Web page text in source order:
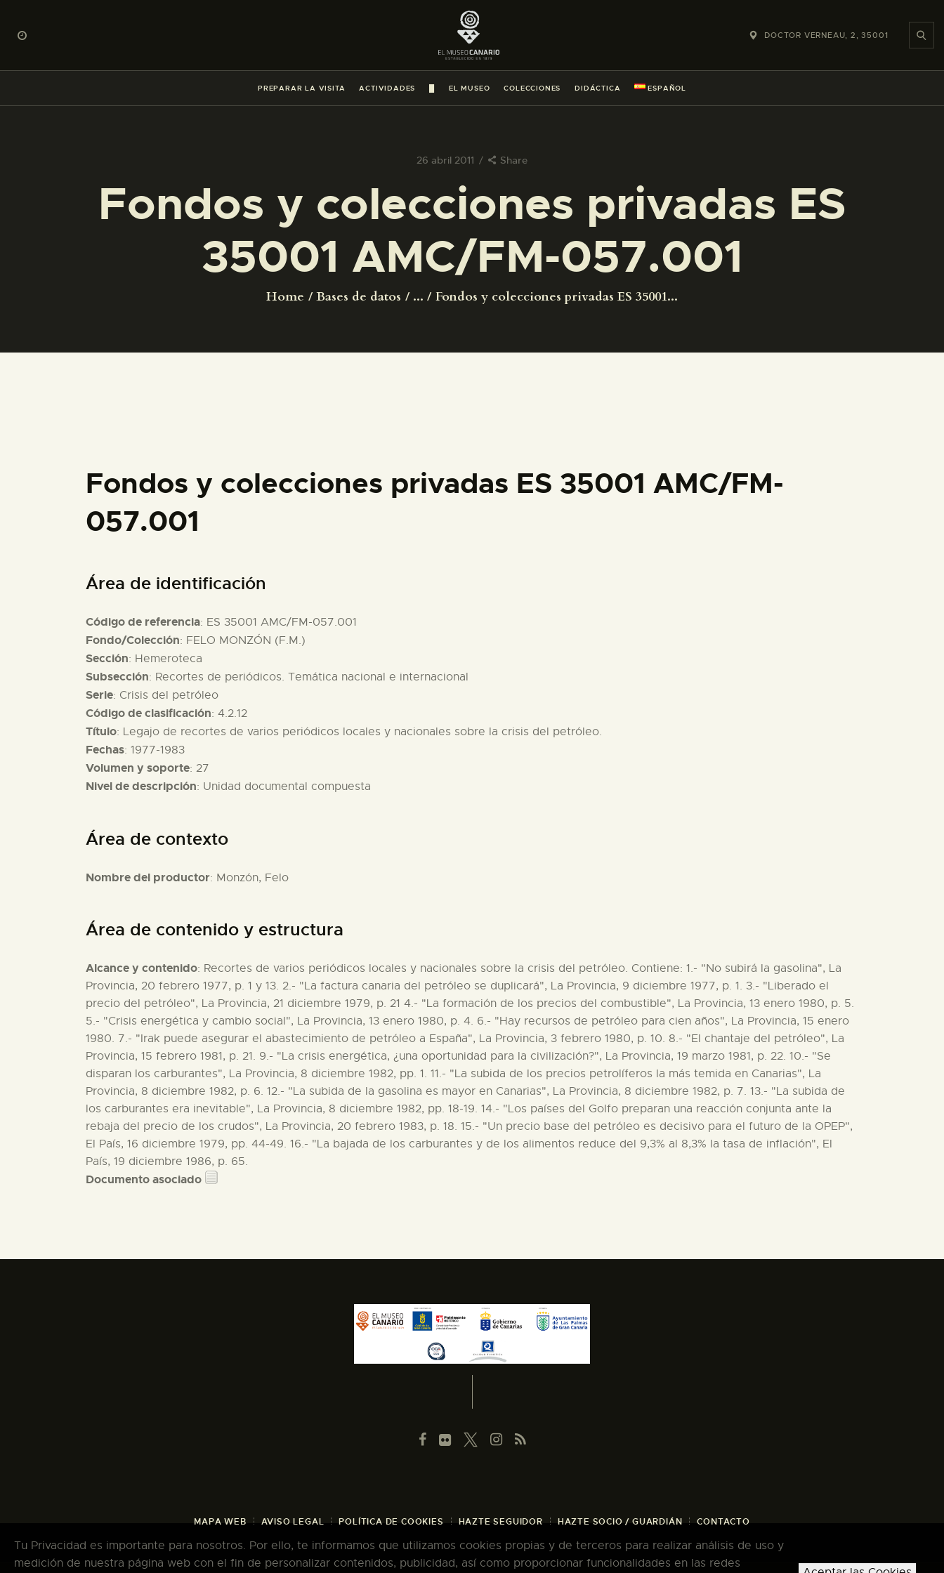
DOCTOR VERNEAU, 2, 35001
PREPARAR LA VISITA ACTIVIDADES EL MUSEO COLECCIONES DIDÁCTICA ESPAÑOL
26 abril 2011 Share
Fondos y colecciones privadas ES
35001 AMC/FM-057.001
Home Bases de datos ... Fondos y colecciones privadas ES 35001...
PREPARAR LA VISITA
ACTIVIDADES
█
COLECCIONES
DIDÁCTICA
ESPAÑOL
Fondos y colecciones privadas ES 35001 AMC/FM-
057.001
Área de identificación
Código de referencia: ES 35001 AMC/FM-057.001
Fondo/Colección: FELO MONZÓN (F.M.)
Sección: Hemeroteca
Subsección: Recortes de periódicos. Temática nacional e internacional
Serie: Crisis del petróleo
Código de clasificación: 4.2.12
Título: Legajo de recortes de varios periódicos locales y nacionales sobre la crisis del petróleo.
Fechas: 1977-1983
Volumen y soporte: 27
Nivel de descripción: Unidad documental compuesta
Área de contexto
Nombre del productor: Monzón, Felo
Área de contenido y estructura
Alcance y contenido: Recortes de varios periódicos locales y nacionales sobre la crisis del petróleo. Contiene: 1.- "No subirá la gasolina", La
Provincia, 20 febrero 1977, p. 1 y 13. 2.- "La factura canaria del petróleo se duplicará", La Provincia, 9 diciembre 1977, p. 1. 3.- "Liberado el
precio del petróleo", La Provincia, 21 diciembre 1979, p. 21 4.- "La formación de los precios del combustible", La Provincia, 13 enero 1980, p. 5.
5.- "Crisis energética y cambio social", La Provincia, 13 enero 1980, p. 4. 6.- "Hay recursos de petróleo para cien años", La Provincia, 15 enero
1980. 7.- "Irak puede asegurar el abastecimiento de petróleo a España", La Provincia, 3 febrero 1980, p. 10. 8.- "El chantaje del petróleo", La
Provincia, 15 febrero 1981, p. 21. 9.- "La crisis energética, ¿una oportunidad para la civilización?", La Provincia, 19 marzo 1981, p. 22. 10.- "Se
disparan los carburantes", La Provincia, 8 diciembre 1982, pp. 1. 11.- "La subida de los precios petrolíferos la más temida en Canarias", La
Provincia, 8 diciembre 1982, p. 6. 12.- "La subida de la gasolina es mayor en Canarias", La Provincia, 8 diciembre 1982, p. 7. 13.- "La subida de
los carburantes era inevitable", La Provincia, 8 diciembre 1982, pp. 18-19. 14.- "Los países del Golfo preparan una reacción conjunta ante la
rebaja del precio de los crudos", La Provincia, 20 febrero 1983, p. 18. 15.- "Un precio base del petróleo es decisivo para el futuro de la OPEP",
El País, 16 diciembre 1979, pp. 44-49. 16.- "La bajada de los carburantes y de los alimentos reduce del 9,3% al 8,3% la tasa de inflación", El
País, 19 diciembre 1986, p. 65.
Documento asociado
MAPA WEB AVISO LEGAL POLÍTICA DE COOKIES HAZTE SEGUIDOR HAZTE SOCIO / GUARDIÁN CONTACTO
Tu Privacidad es importante para nosotros. Por ello, te informamos que utilizamos cookies propias y de terceros para realizar análisis de uso y
medición de nuestra página web con el fin de personalizar contenidos, publicidad, así como proporcionar funcionalidades en las redes